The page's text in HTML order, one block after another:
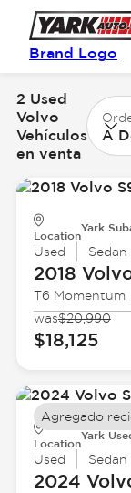
Brand Logo
2 Used
Volvo
Vehículos
en venta
A
Location
Yark
Used Sedan
2018
T6 Momentum
was$20,990
$18,125
Location
Yark
Used Sedan
2024
Agregado